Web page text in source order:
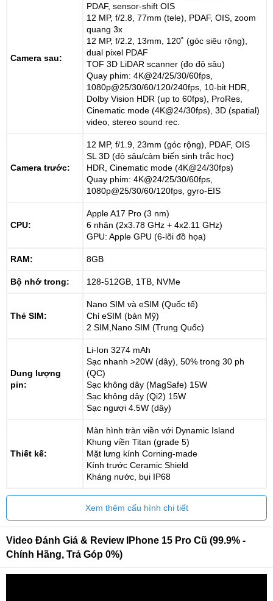
Camera sau:
PDAF, sensor-shift OIS
12 MP, f/2.8, 77mm (tele), PDAF, OIS, zoom
quang 3x
12 MP, f/2.2, 13mm, 120˚ (góc siêu rộng),
dual pixel PDAF
TOF 3D LiDAR scanner (đo độ sâu)
Quay phim: 4K@24/25/30/60fps,
1080p@25/30/60/120/240fps, 10-bit HDR,
Dolby Vision HDR (up to 60fps), ProRes,
Cinematic mode (4K@24/30fps), 3D (spatial)
video, stereo sound rec.
Camera trước:
12 MP, f/1.9, 23mm (góc rộng), PDAF, OIS
SL 3D (độ sâu/cảm biến sinh trắc học)
HDR, Cinematic mode (4K@24/30fps)
Quay phim: 4K@24/25/30/60fps,
1080p@25/30/60/120fps, gyro-EIS
CPU:
Apple A17 Pro (3 nm)
6 nhân (2x3.78 GHz + 4x2.11 GHz)
GPU: Apple GPU (6-lõi đồ họa)
RAM: 8GB
Bộ nhớ trong: 128-512GB, 1TB, NVMe
Thẻ SIM:
Nano SIM và eSIM (Quốc tế)
Chỉ eSIM (bản Mỹ)
2 SIM,Nano SIM (Trung Quốc)
Dung lượng
pin:
Li-Ion 3274 mAh
Sạc nhanh >20W (dây), 50% trong 30 ph
(QC)
Sạc không dây (MagSafe) 15W
Sạc không dây (Qi2) 15W
Sạc ngượi 4.5W (dây)
Thiết kế:
Màn hình tràn viền với Dynamic Island
Khung viền Titan (grade 5)
Mặt lưng kính Corning-made
Kính trước Ceramic Shield
Kháng nước, bụi IP68
Xem thêm cấu hình chi tiết
Video Đánh Giá & Review IPhone 15 Pro Cũ (99.9% -
Chính Hãng, Trả Góp 0%)